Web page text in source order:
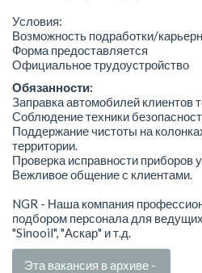
Условия:
Возможность подработки/
Форма предоставляется
Официальное трудоустройство
Обязанности:
Заправка автомобилей клиентов
Соблюдение техники
Поддержание чистоты на
территории.
Проверка исправности приборов
Вежливое общение с клиентами.
NGR - Наша компания
подбором персонала для
"Sinooil", "Аскар" и т.д.
Эта вакансия в архиве -